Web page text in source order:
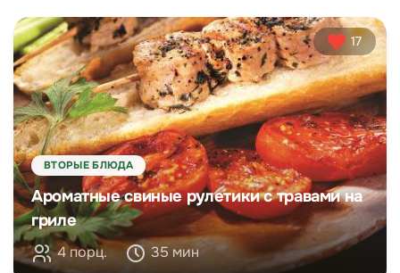
17
ВТОРЫЕ БЛЮДА
Ароматные свиные рулетики с травами на
гриле
4 порц. 35 мин